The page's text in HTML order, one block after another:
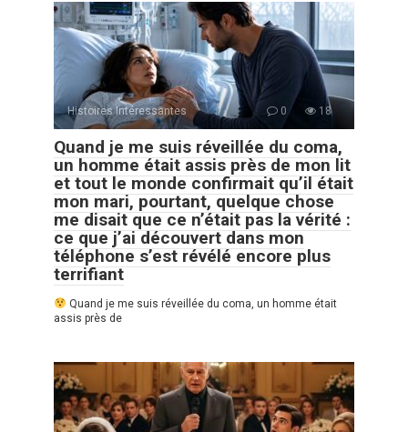
Histoires Intéressantes 0 18
Quand je me suis réveillée du coma,
un homme était assis près de mon lit
et tout le monde confirmait qu’il était
mon mari, pourtant, quelque chose
me disait que ce n’était pas la vérité :
ce que j’ai découvert dans mon
téléphone s’est révélé encore plus
terrifiant
Quand je me suis réveillée du coma, un homme était
assis près de